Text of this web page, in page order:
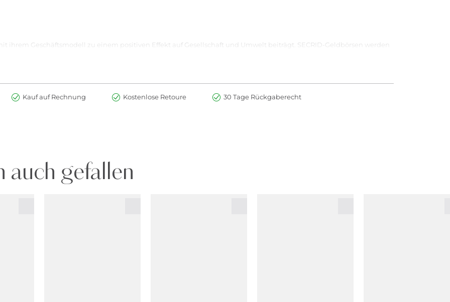
ihrem Geschäftsmodell zu einem positiven Effekt auf Gesellschaft und Umwelt beiträgt. SECRID-Geldbörsen werden
Kauf auf Rechnung Kostenlose Retoure 30 Tage Rückgaberecht
auch gefallen